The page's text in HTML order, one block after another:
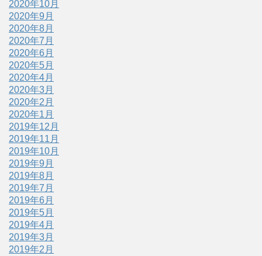
2020年10月
2020年9月
2020年8月
2020年7月
2020年6月
2020年5月
2020年4月
2020年3月
2020年2月
2020年1月
2019年12月
2019年11月
2019年10月
2019年9月
2019年8月
2019年7月
2019年6月
2019年5月
2019年4月
2019年3月
2019年2月